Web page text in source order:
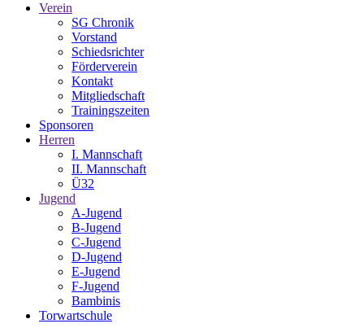
Verein
SG Chronik
Vorstand
Schiedsrichter
Förderverein
Kontakt
Mitgliedschaft
Trainingszeiten
Sponsoren
Herren
I. Mannschaft
II. Mannschaft
Ü32
Jugend
A-Jugend
B-Jugend
C-Jugend
D-Jugend
E-Jugend
F-Jugend
Bambinis
Torwartschule